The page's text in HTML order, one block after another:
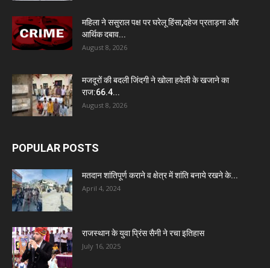
महिला ने ससुराल पक्ष पर घरेलू हिंसा,दहेज प्रताड़ना और
आर्थिक दबाव...
August 8, 2026
मजदूरों की बदली जिंदगी ने खोला हवेली के खजाने का
राज:66.4...
August 8, 2026
POPULAR POSTS
मतदान शांतिपूर्ण कराने व क्षेत्र में शांति बनाये रखने के...
April 4, 2024
राजस्थान के युवा प्रिंस सैनी ने रचा इतिहास
July 16, 2025